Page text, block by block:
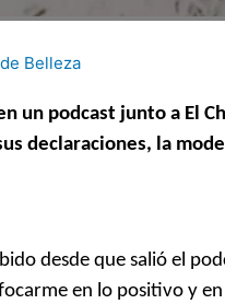
Belleza
un podcast junto a El
declaraciones, la
desde que salió el
en lo positivo y